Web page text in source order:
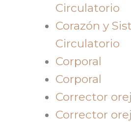
Circulatorio
Corazón y
Circulatorio
Corporal
Corporal
Corrector
Corrector